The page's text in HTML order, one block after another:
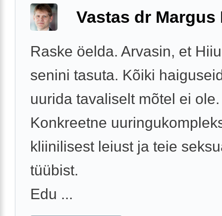
Vastas dr Margus
Raske öelda. Arvasin, et
senini tasuta. Kõiki
uurida tavaliselt mõtel ei ole.
Konkreetne
kliinilisest leiust ja teie
tüübist.
Edu ...